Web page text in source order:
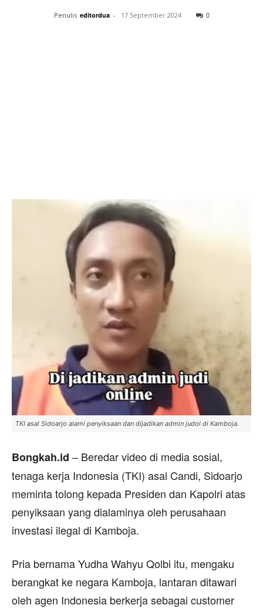
Penulis editordua - 17 September 2024 0
TKI asal Sidoarjo alami penyiksaan dan dijadikan admin judol di Kamboja.
Bongkah.id – Beredar video di media sosial,
tenaga kerja Indonesia (TKI) asal Candi, Sidoarjo
meminta tolong kepada Presiden dan Kapolri atas
penyiksaan yang dialaminya oleh perusahaan
investasi ilegal di Kamboja.
Pria bernama Yudha Wahyu Qolbi itu, mengaku
berangkat ke negara Kamboja, lantaran ditawari
oleh agen Indonesia berkerja sebagai customer